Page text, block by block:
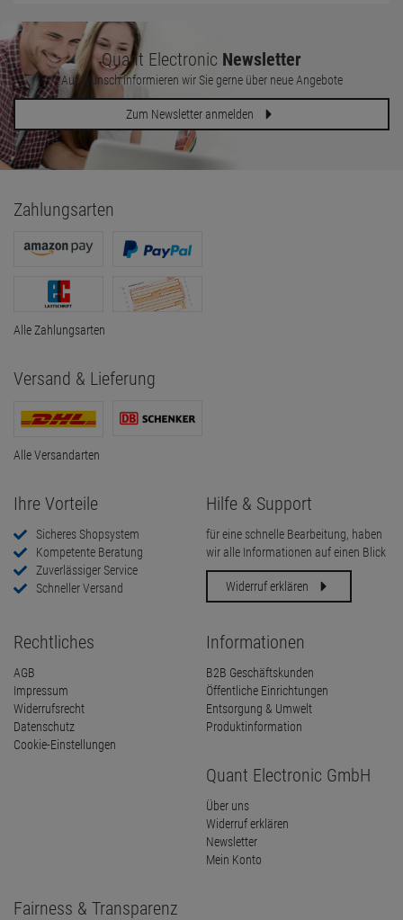
Quant Electronic Newsletter
Auf Wunsch informieren wir Sie gerne über neue Angebote
Zum Newsletter anmelden
Zahlungsarten
Alle Zahlungsarten
Versand & Lieferung
Alle Versandarten
Ihre Vorteile
Sicheres Shopsystem
Kompetente Beratung
Zuverlässiger Service
Schneller Versand
Hilfe & Support
für eine schnelle Bearbeitung, haben
wir alle Informationen auf einen Blick
Widerruf erklären
Rechtliches
AGB
Impressum
Widerrufsrecht
Datenschutz
Cookie-Einstellungen
Informationen
B2B Geschäftskunden
Öffentliche Einrichtungen
Entsorgung & Umwelt
Produktinformation
Quant Electronic GmbH
Über uns
Widerruf erklären
Newsletter
Mein Konto
Fairness & Transparenz